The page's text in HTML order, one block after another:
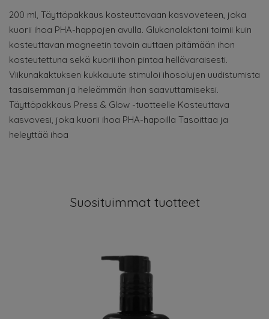
200 ml, Täyttöpakkaus kosteuttavaan kasvoveteen, joka
kuorii ihoa PHA-happojen avulla. Glukonolaktoni toimii kuin
kosteuttavan magneetin tavoin auttaen pitämään ihon
kosteutettuna sekä kuorii ihon pintaa hellävaraisesti.
Viikunakaktuksen kukkauute stimuloi ihosolujen uudistumista
tasaisemman ja heleämmän ihon saavuttamiseksi.
Täyttöpakkaus Press & Glow -tuotteelle Kosteuttava
kasvovesi, joka kuorii ihoa PHA-hapoilla Tasoittaa ja
heleyttää ihoa
Suosituimmat tuotteet